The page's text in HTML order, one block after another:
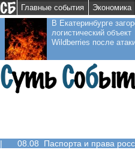
Главные события Экономика
В Екатеринбурге
логистический объект
Wildberries после
| 08.08 Паспорта и права